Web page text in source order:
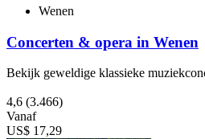
Wenen
Concerten & opera in Wenen
Bekijk geweldige klassieke
4,6 (3.466)
Vanaf
US$ 17,29